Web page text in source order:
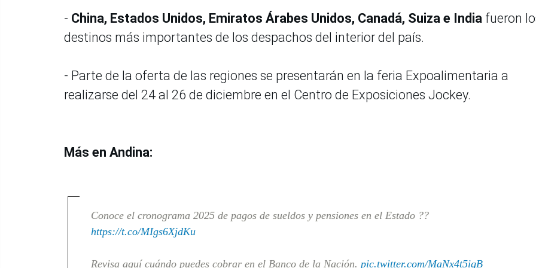
- China, Estados Unidos, Emiratos Árabes Unidos, Canadá, Suiza e India fueron
destinos más importantes de los despachos del interior del país.
- Parte de la oferta de las regiones se presentarán en la feria Expoalimentaria a
realizarse del 24 al 26 de diciembre en el Centro de Exposiciones Jockey.
Más en Andina:
Conoce el cronograma 2025 de pagos de sueldos y pensiones en el Estado ??
https://t.co/MIgs6XjdKu
Revisa aquí cuándo puedes cobrar en el Banco de la Nación. pic.twitter.com/MaNx4t5iqB